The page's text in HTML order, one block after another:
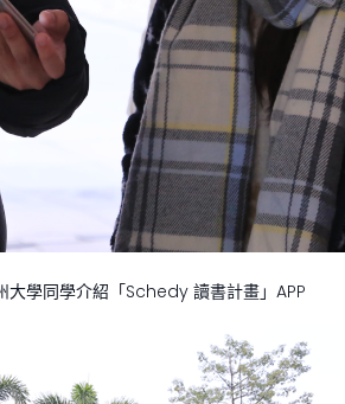
大學同學介紹「Schedy 讀書計畫」APP